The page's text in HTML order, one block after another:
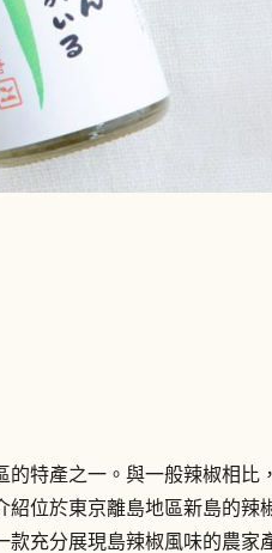
的特產之一。與一般辣椒相比
紹位於東京離島地區新島的辣
充分展現島辣椒風味的農家